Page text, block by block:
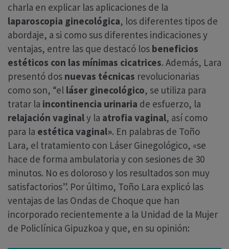
charla en explicar las aplicaciones de la
laparoscopia ginecológica, los diferentes tipos de
abordaje, a si como sus diferentes indicaciones y
ventajas, entre las que destacó los beneficios
estéticos con las mínimas cicatrices. Además, Lara
presentó dos nuevas técnicas revolucionarias
como son, “el láser ginecológico, se utiliza para
tratar la incontinencia urinaria de esfuerzo, la
relajación vaginaly la atrofia vaginal, así como
para la estética vaginal». En palabras de Toño
Lara, el tratamiento con Láser Ginegológico, «se
hace de forma ambulatoria y con sesiones de 30
minutos. No es doloroso y los resultados son muy
satisfactorios”. Por último, Toño Lara explicó las
ventajas de las Ondas de Choque que han
incorporado recientemente a la Unidad de la Mujer
de Policlínica Gipuzkoa y que, en su opinión: